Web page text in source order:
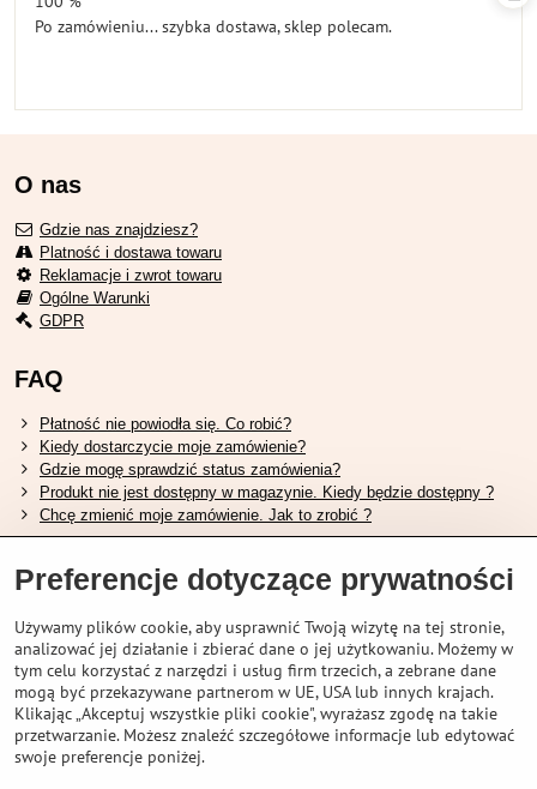
Po zamówieniu... szybka dostawa, sklep polecam.
O nas
Gdzie nas znajdziesz?
Platność i dostawa towaru
Reklamacje i zwrot towaru
Ogólne Warunki
GDPR
FAQ
Płatność nie powiodła się. Co robić?
Kiedy dostarczycie moje zamówienie?
Gdzie mogę sprawdzić status zamówienia?
Produkt nie jest dostępny w magazynie. Kiedy będzie dostępny ?
Chcę zmienić moje zamówienie. Jak to zrobić ?
Przydatne linki
Tabela rozmiarów butów Shimano.
Jak wybrać odpowiedni widelec amortyzowany.
Jak wybrać odpowiedni rozmiar kasku?
Przewodnik po akumulatorach Shimano.
Zrozumienie opon bezdętkowych Schwalbe
Preferencje dotyczące prywatności
Używamy plików cookie, aby usprawnić Twoją wizytę na tej stronie,
analizować jej działanie i zbierać dane o jej użytkowaniu. Możemy w
tym celu korzystać z narzędzi i usług firm trzecich, a zebrane dane
mogą być przekazywane partnerom w UE, USA lub innych krajach.
Klikając „Akceptuj wszystkie pliki cookie", wyrażasz zgodę na takie
przetwarzanie. Możesz znaleźć szczegółowe informacje lub edytować
swoje preferencje poniżej.